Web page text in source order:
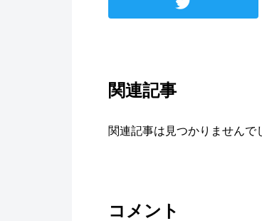
関連記事
関連記事は見つかりませんで
コメント